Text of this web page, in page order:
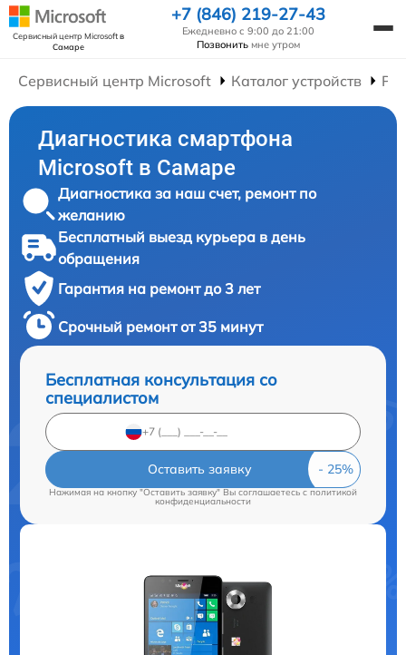
Сервисный центр Microsoftв
Самаре
+7 (846) 219-27-43
Ежедневно с 9:00 до 21:00
Позвонить мне утром
Сервисный центр Microsoft Каталог устройств
Диагностика смартфона
Microsoft в Самаре
Диагностика за наш счет, ремонт по
желанию
Бесплатный выезд курьера в день
обращения
Гарантия на ремонт до 3 лет
Срочный ремонт от 35 минут
Бесплатная консультация со
специалистом
Оставить заявку
Нажимая на кнопку "Оставить заявку" Вы соглашаетесь cполитикой
конфиденциальности